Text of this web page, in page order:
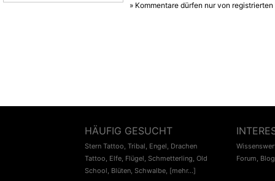
» Kommentare dürfen nur von
HÄUFIG GESUCHT
Stern Tattoo, Tribal, Engel, Drachen
Tattoo, Elfe, Flügel, Schmetterling, Old
School, Blüten, Schwalbe, [mehr...]
Forum, Blog